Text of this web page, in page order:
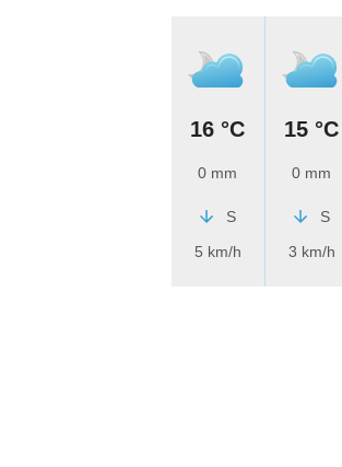
16 °C
0 mm
S
5 km/h
15 °C
0 mm
S
3 km/h